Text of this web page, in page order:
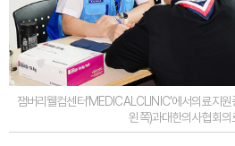
잼버리웰컴센터‘MEDICALCLINIC’에서의료지
왼쪽)과대한의사협회의